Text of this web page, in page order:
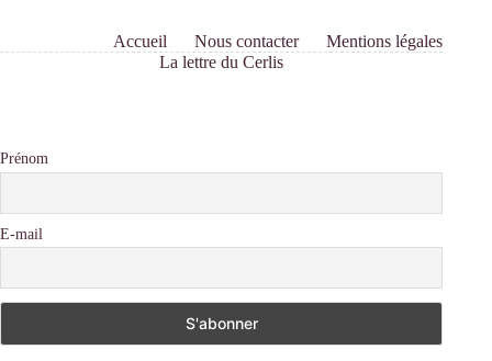
Accueil Nous contacter
Mentions légales
La lettre du Cerlis
Prénom
E-mail